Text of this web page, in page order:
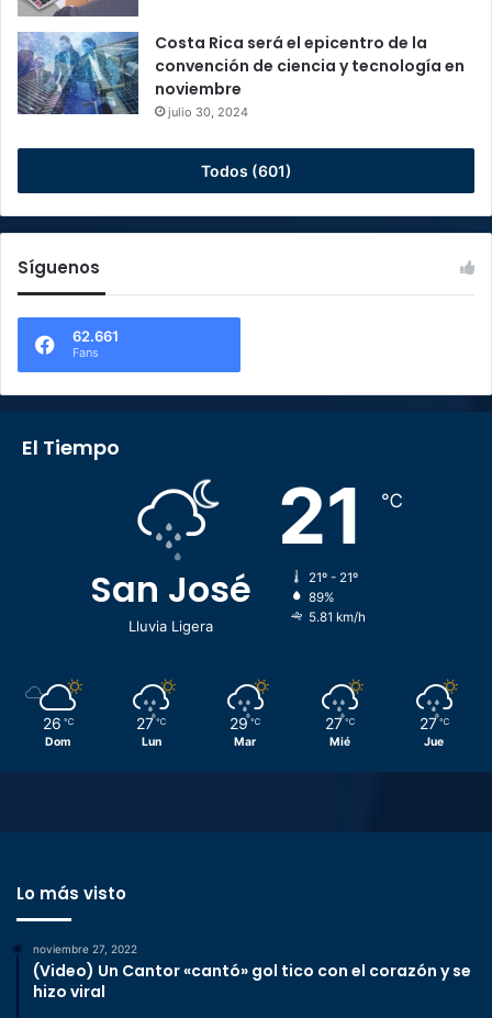
Costa Rica será el epicentro de la
convención de ciencia y tecnología en
noviembre
julio 30, 2024
Todos (601)
Síguenos
62.661
Fans
El Tiempo
San José
Lluvia Ligera
21 ℃
21º - 21º
89%
5.81 km/h
26 ℃
Dom
27 ℃
Lun
29 ℃
Mar
27 ℃
Mié
27 ℃
Jue
Lo más visto
noviembre 27, 2022
(Video) Un Cantor «cantó» gol tico con el corazón y se
hizo viral